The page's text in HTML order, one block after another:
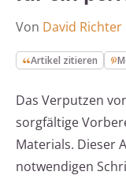
Von David Richter
Artikel zitieren
Das Verputzen
sorgfältige
Materials. Dieser
notwendigen